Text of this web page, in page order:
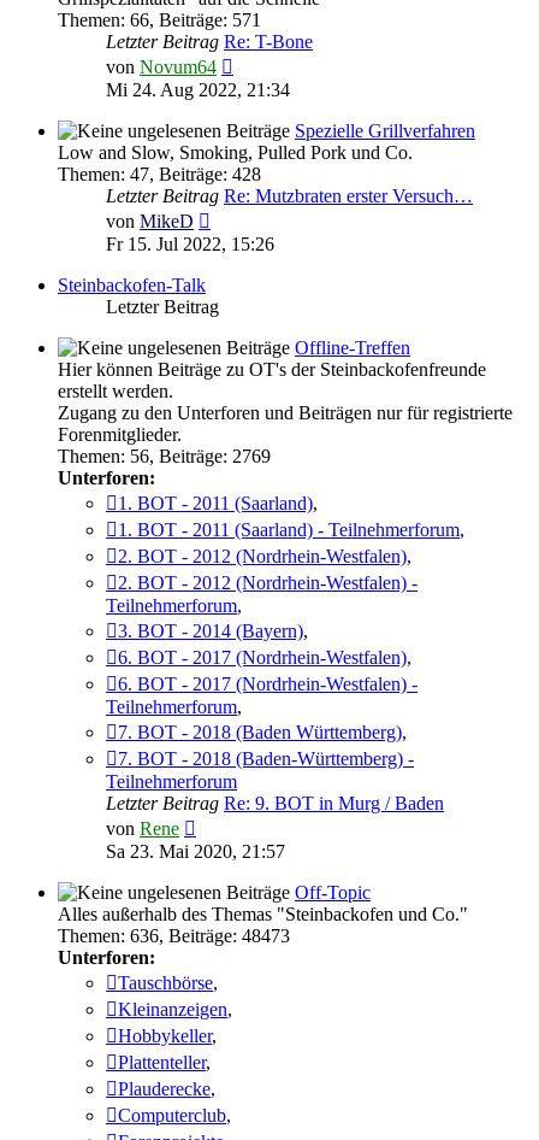
Themen: 66, Beiträge: 571
Letzter Beitrag Re: T-Bone
von Novum64
Beitrag
Mi 24. Aug 2022, 21:34
Spezielle Grillverfahren
Low and Slow, Smoking, Pulled Pork und Co.
Themen: 47, Beiträge: 428
Letzter Beitrag Re: Mutzbraten erster Versuch…
von MikeD
Beitrag
Fr 15. Jul 2022, 15:26
Steinbackofen-Talk
Letzter Beitrag
Offline-Treffen
Hier können Beiträge zu OT's der Steinbackofenfreunde
erstellt werden.
Zugang zu den Unterforen und Beiträgen nur für registrierte
Forenmitglieder.
Themen: 56, Beiträge: 2769
Unterforen:
1. BOT - 2011 (Saarland),
1. BOT - 2011 (Saarland) - Teilnehmerforum,
2. BOT - 2012 (Nordrhein-Westfalen),
2. BOT - 2012 (Nordrhein-Westfalen) -
Teilnehmerforum,
3. BOT - 2014 (Bayern),
6. BOT - 2017 (Nordrhein-Westfalen),
6. BOT - 2017 (Nordrhein-Westfalen) -
Teilnehmerforum,
7. BOT - 2018 (Baden Württemberg),
7. BOT - 2018 (Baden-Württemberg) -
Teilnehmerforum
Letzter Beitrag Re: 9. BOT in Murg / Baden
von Rene
Beitrag
Sa 23. Mai 2020, 21:57
Off-Topic
Alles außerhalb des Themas "Steinbackofen und Co."
Themen: 636, Beiträge: 48473
Unterforen:
Tauschbörse,
Kleinanzeigen,
Hobbykeller,
Plattenteller,
Plauderecke,
Computerclub,